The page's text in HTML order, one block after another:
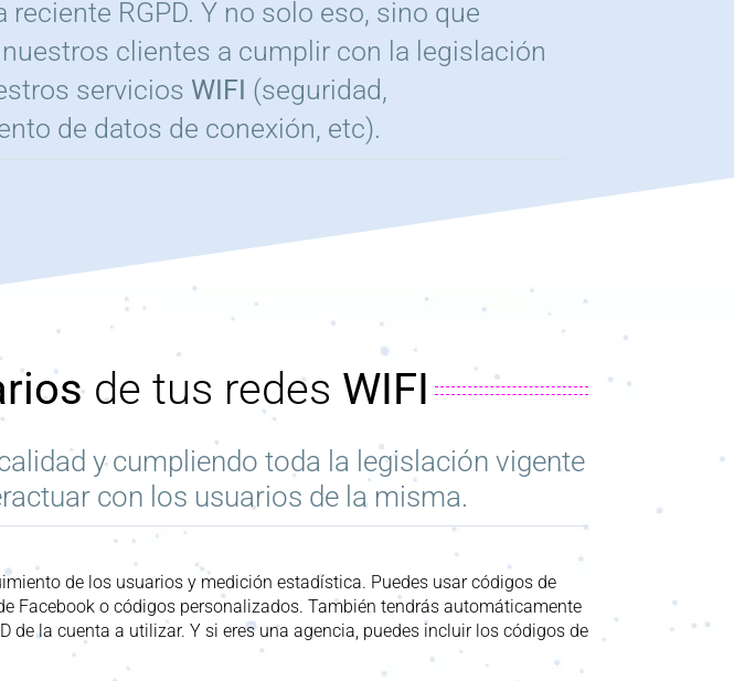
reciente RGPD. Y no solo eso, sino que
clientes a cumplir con la legislación
servicios WIFI (seguridad,
de datos de conexión, etc).
de tus redes WIFI
y cumpliendo toda la legislación vigente
con los usuarios de la misma.
de los usuarios y medición estadística. Puedes usar códigos de
Facebook o códigos personalizados. También tendrás automáticamente
de la cuenta a utilizar. Y si eres una agencia, puedes incluir los códigos de